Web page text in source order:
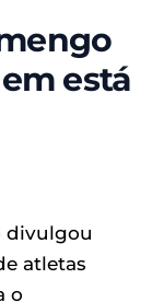
está
divulgou
atletas
o